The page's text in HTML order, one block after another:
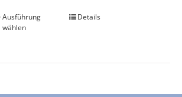
Ausführung
wählen
Dieses
Details